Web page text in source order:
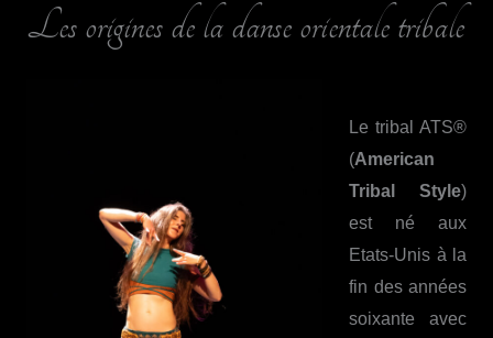
Les origines de la danse orientale tribale
Le tribal ATS®
(American
Tribal Style)
est né aux
Etats-Unis à la
fin des années
soixante avec